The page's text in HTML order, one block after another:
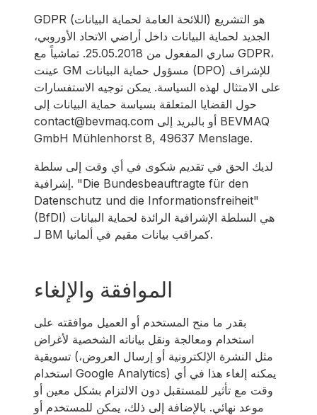
GDPR (اللائحة العامة لحماية البيانات) هو التشريع
الجديد لحماية البيانات داخل أراضي الاتحاد الأوروبي،
ساري المفعول من 25.05.2018. تماشياً مع GDPR،
عينت GM مسؤول حماية البيانات (DPO) للإشراف
على الامتثال لهذه السياسة. يمكن توجيه الاستفسارات
حول القضايا المتعلقة بسياسة حماية البيانات إلى
contact@bevmaq.com أو بالبريد إلى BEVMAQ
GmbH Mühlenhorst 8, 49637 Menslage.
لديك الحق في تقديم شكوى في أي وقت إلى سلطة
إشرافية. "Die Bundesbeauftragte für den
Datenschutz und die Informationsfreiheit"
(BfDI) هي السلطة الإشرافية الرائدة لحماية البيانات
لـ BM كمراقب بيانات مقيم في ألمانيا.
الموافقة والإلغاء
بقدر ما منح المستخدم أو العميل موافقته على
استخدام ومعالجة ونقل بياناته الشخصية لأغراض
تسويقية (مثل النشرة الإلكترونية أو إرسال العروض،
استخدام Google Analytics) يمكنه إلغاء هذا في أي
وقت مع تأثير للمستقبل دون الالتزام بشكل معين أو
موعد نهائي. بالإضافة إلى ذلك، يمكن للمستخدم أو